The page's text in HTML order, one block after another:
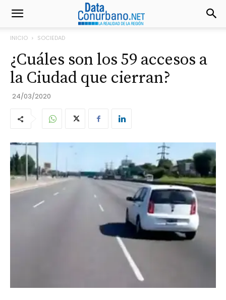
INICIO SOCIEDAD
¿Cuáles son los 59 accesos a
la Ciudad que cierran?
24/03/2020